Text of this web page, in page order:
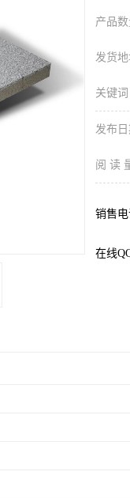
产品数
发货地
关键词
发布日
阅 读
销售电
在线